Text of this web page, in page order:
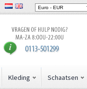
Kleding Schaatsen